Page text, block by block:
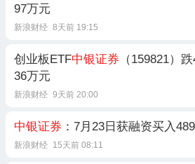
97万元
新浪财经 8天前 19:15
创业板ETF中银证券 （159821）
36万元
新浪财经 9天前 20:00
中银证券 ：7月23日获融资买入
新浪财经 15天前 08:11